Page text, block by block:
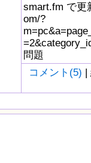
smart.fm で更
om/?
問題
コメント(5) |